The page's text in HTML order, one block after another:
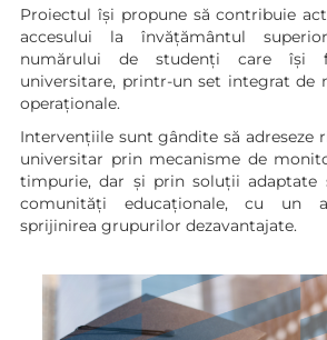
Proiectul își propune să contribuie
accesului la învățământul
numărului de studenți care își
universitare, printr-un set integrat de
operaționale.
Intervențiile sunt gândite să adreseze
universitar prin mecanisme de
timpurie, dar și prin soluții adaptate
comunități educaționale, cu un
sprijinirea grupurilor dezavantajate.